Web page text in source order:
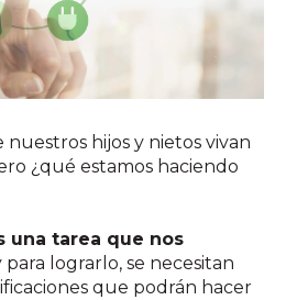
hijos y nietos vivan
¿qué estamos haciendo
una tarea que nos
para lograrlo, se necesitan
que podrán hacer